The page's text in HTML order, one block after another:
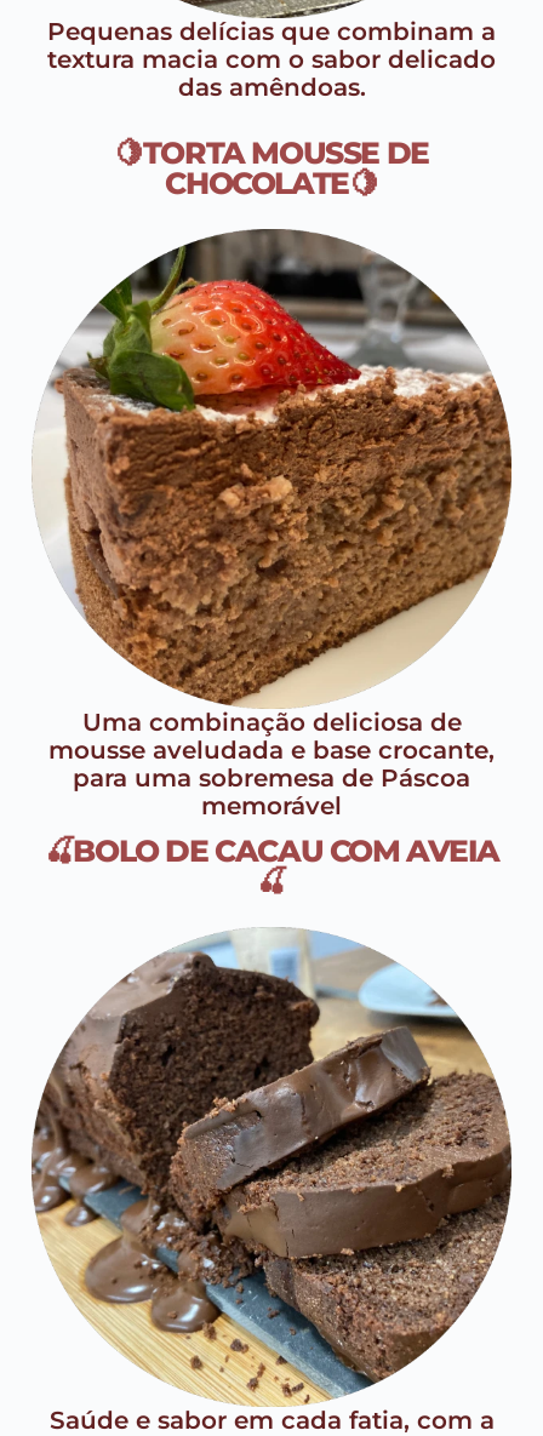
Pequenas delícias que combinam a
textura macia com o sabor delicado
das amêndoas.
🍋TORTA MOUSSE DE
CHOCOLATE🍋
Uma combinação deliciosa de
mousse aveludada e base crocante,
para uma sobremesa de Páscoa
memorável
🍒BOLO DE CACAU COM AVEIA
🍒
Saúde e sabor em cada fatia, com a